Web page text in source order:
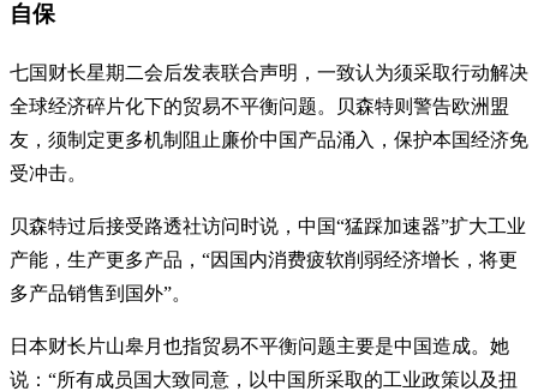
自保
七国财长星期二会后发表联合声明，一致认为须采取行动解决
全球经济碎片化下的贸易不平衡问题。贝森特则警告欧洲盟
友，须制定更多机制阻止廉价中国产品涌入，保护本国经济免
受冲击。
贝森特过后接受路透社访问时说，中国“猛踩加速器”扩大工业
产能，生产更多产品，“因国内消费疲软削弱经济增长，将更
多产品销售到国外”。
日本财长片山皋月也指贸易不平衡问题主要是中国造成。她
说：“所有成员国大致同意，以中国所采取的工业政策以及扭